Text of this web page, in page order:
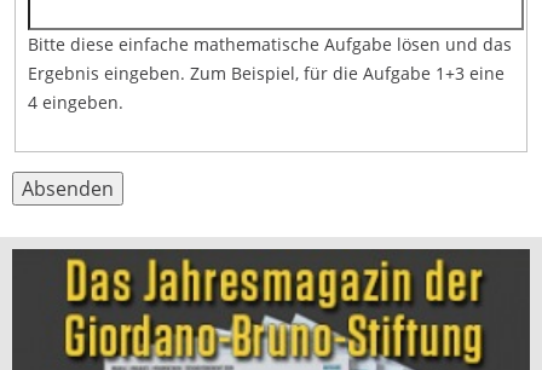
Bitte diese einfache mathematische Aufgabe lösen und das
Ergebnis eingeben. Zum Beispiel, für die Aufgabe 1+3 eine
4 eingeben.